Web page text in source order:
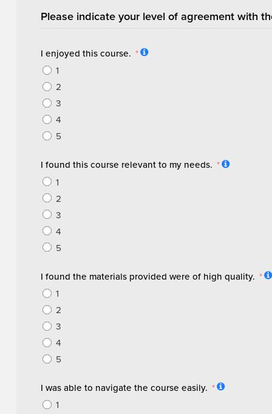
Please indicate your level of agreement with
I enjoyed this course.
1
2
3
4
5
I found this course relevant to my needs.
1
2
3
4
5
I found the materials provided were of high quality.
1
2
3
4
5
I was able to navigate the course easily.
1